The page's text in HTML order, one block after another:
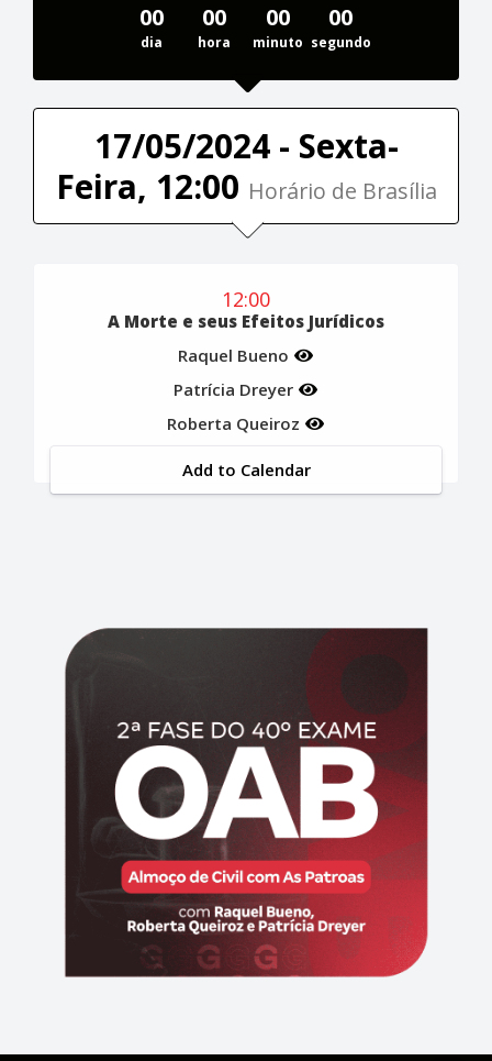
00
dia
00
hora
00
minuto
00
segundo
17/05/2024 - Sexta-
Feira, 12:00 Horário de Brasília
12:00
A Morte e seus Efeitos Jurídicos
Raquel Bueno
Patrícia Dreyer
Roberta Queiroz
Add to Calendar